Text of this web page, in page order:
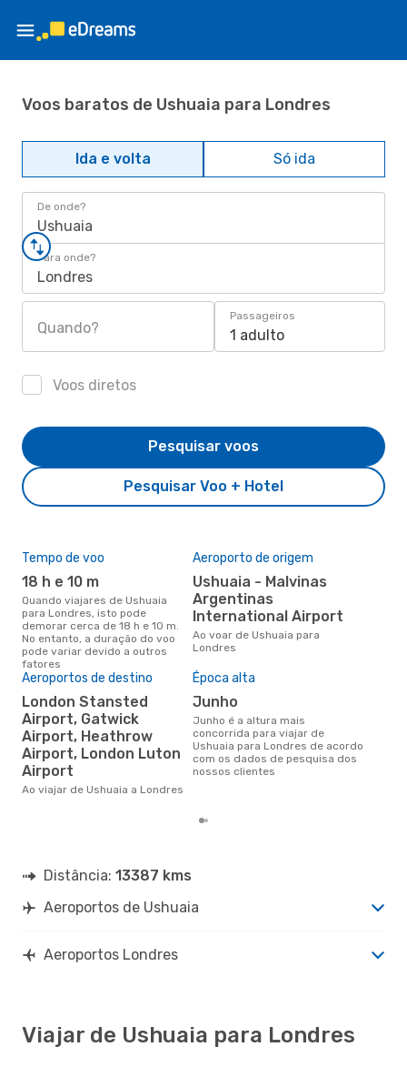
Voos baratos de Ushuaia para Londres
Ida e volta Só ida
De onde?
Ushuaia
Para onde?
Londres
Quando?
Passageiros
1 adulto
Voos diretos
Pesquisar Voo + Hotel
Pesquisar voos
Tempo de voo
18 h e 10 m
Quando viajares de Ushuaia
para Londres, isto pode
demorar cerca de 18 h e 10 m.
No entanto, a duração do voo
pode variar devido a outros
fatores
Aeroporto de origem
Ushuaia - Malvinas
Argentinas
International Airport
Ao voar de Ushuaia para
Londres
Aeroportos de destino
London Stansted
Airport, Gatwick
Airport, Heathrow
Airport, London Luton
Airport
Ao viajar de Ushuaia a Londres
Época alta
junho
junho é a altura mais
concorrida para viajar de
Ushuaia para Londres de acordo
com os dados de pesquisa dos
nossos clientes
Distância: 13387 kms
Aeroportos de Ushuaia
Aeroportos Londres
Viajar de Ushuaia para Londres